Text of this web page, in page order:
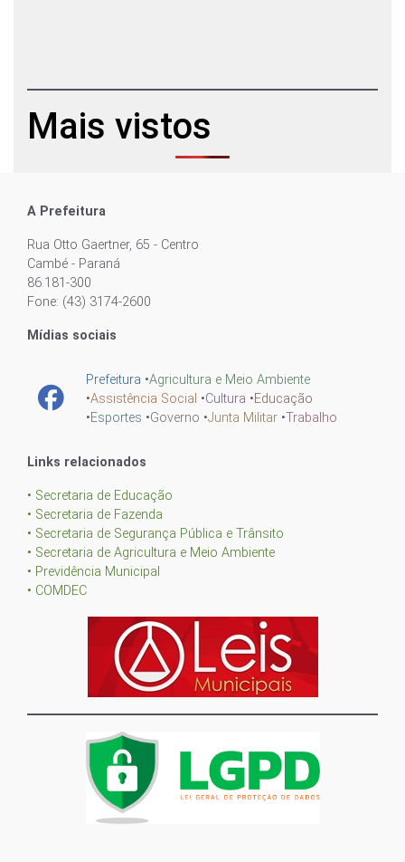
Mais vistos
A Prefeitura
Rua Otto Gaertner, 65 - Centro
Cambé - Paraná
86.181-300
Fone: (43) 3174-2600
Mídias sociais
Prefeitura •Agricultura e Meio Ambiente
•Assistência Social •Cultura •Educação
•Esportes •Governo •Junta Militar •Trabalho
Links relacionados
• Secretaria de Educação
• Secretaria de Fazenda
• Secretaria de Segurança Pública e Trânsito
• Secretaria de Agricultura e Meio Ambiente
• Previdência Municipal
• COMDEC